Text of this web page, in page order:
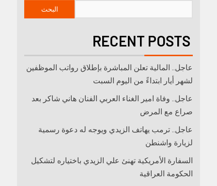
البحث
RECENT POSTS
عاجل.. المالية تعلن المباشرة بإطلاق رواتب ‏الموظفين
لشهر أيار ابتداءً من اليوم السبت
عاجل.. وفاة امير الغناء العربي الفنان هاني شاكر بعد
صراع مع المرض
عاجل.. ترمب يهاتف الزيدي ويوجه له دعوة رسمية
لزيارة واشنطن
السفارة الأمريكية تهنئ علي الزيدي باختياره لتشكيل
الحكومة العراقية